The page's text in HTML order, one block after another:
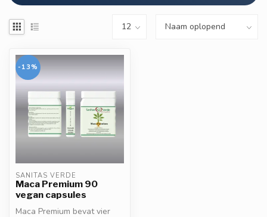
-13%
SANITAS VERDE
Maca Premium 90
vegan capsules
Maca Premium bevat vier